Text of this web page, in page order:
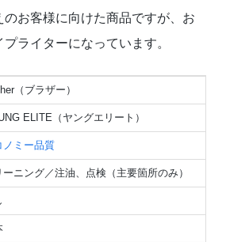
のお客様に向けた商品ですが、お
ライターになっています。
（ブラザー）
ELITE（ヤングエリート）
ノミー品質
ーニング／注油、点検（主要箇所のみ）